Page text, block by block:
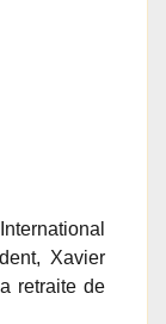
Xavier
retraite de